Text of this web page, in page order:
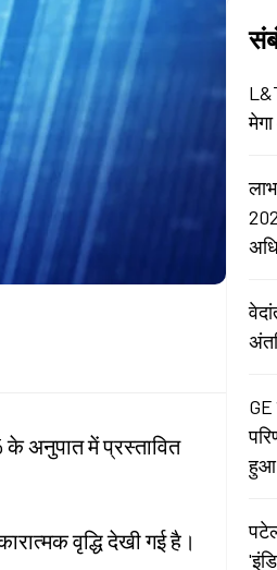
के अनुपात में प्रस्तावित
वृद्धि देखी गई है।
हुआ